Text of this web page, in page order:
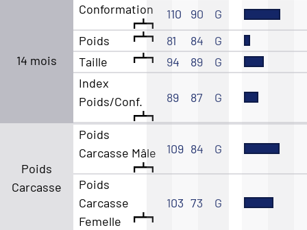
14 mois
Conformation 110 90
G
Poids
81 84
G
Taille
94 89
G
Index
Poids/Conf.
89 87 G
Poids
Carcasse
Poids
Carcasse Mâle
109 84 G
Poids
Carcasse
Femelle
103 73 G